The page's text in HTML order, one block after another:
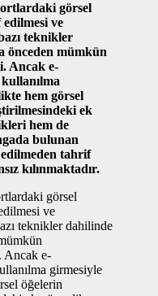
görsel
ve
teknikler
önceden mümkün
Ancak e-
hem görsel
ek
hem de
bulunan
tahrif
kılınmaktadır.
görsel
ve
teknikler dahilinde
Ancak e-
girmesiyle
öğelerin